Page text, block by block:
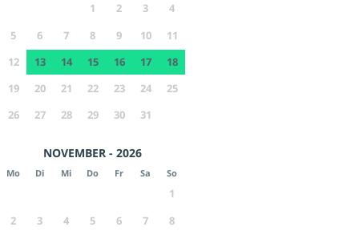
1 2 3
4
5
6 7 8 9 10
11
12
13 14 15 16 17
18
19
20 21 22 23 24
25
26
27 28 29 30 31
NOVEMBER - 2026
Mo Di Mi Do Fr Sa So
1
2
3 4 5 6 7
8